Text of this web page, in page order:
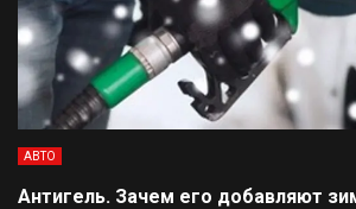
АВТО
Антигель. Зачем его добавляют